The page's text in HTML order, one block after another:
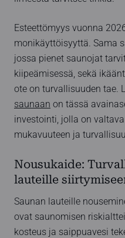
Esteettömyys vuonna
monikäyttöisyyttä. Sama
jossa pienet saunojat
kiipeämisessä, sekä
ote on turvallisuuden tae.
saunaan on tässä
investointi, jolla on
mukavuuteen ja
Nousukaide:
lauteille
Saunan lauteille
ovat saunomisen
kosteus ja saippuavesi